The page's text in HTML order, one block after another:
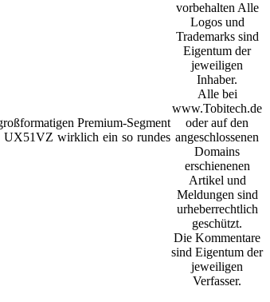
Premium-Segment
UX51VZ wirklich ein so rundes
vorbehalten Alle
Logos und
Trademarks sind
Eigentum der
jeweiligen
Inhaber.
Alle bei
www.Tobitech.de
oder auf den
angeschlossenen
Domains
erschienenen
Artikel und
Meldungen sind
urheberrechtlich
geschützt.
Die Kommentare
sind Eigentum der
jeweiligen
Verfasser.